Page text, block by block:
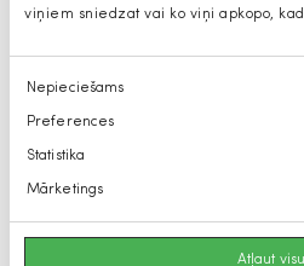
viņiem sniedzat vai ko viņi apkopo,
Piekrišanas
izvēle
Nepieciešams
Preferences
Statistika
Mārketings
Atļaut visu